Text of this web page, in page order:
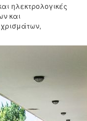
ηλεκτρολογικές
και